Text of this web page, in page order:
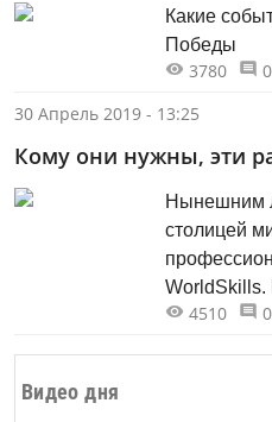
Видео дня
являлось
Какие
Победы
3780 0
30 Апрель 2019 - 13:25
Кому они нужны, эти
Нынешним
столицей
WorldSkills.
профессий
4510 0